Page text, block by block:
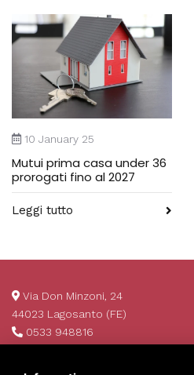
10 January 25
Mutui prima casa under 36
prorogati fino al 2027
Leggi tutto
Via Don Minzoni, 24
44023 Lagosanto (FE)
0533 948816